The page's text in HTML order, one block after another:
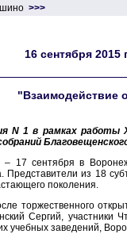
>>>
16 сентября
"Взаимодействие
N 1 в рамках работы
– 17 сентября в
Представители из 18
поколения.
торжественного
Сергий, участники
учебных заведений,